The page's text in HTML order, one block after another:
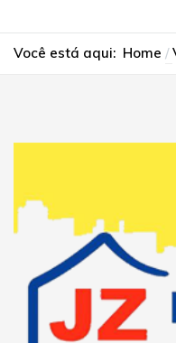
Você está aqui: Home